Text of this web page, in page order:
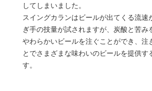
してしまいました。
スイングカランはビールが出てくる流速
ぎ手の技量が試されますが、炭酸と苦み
やわらかいビールを注ぐことができ、注
とでさまざまな味わいのビールを提供す
す。